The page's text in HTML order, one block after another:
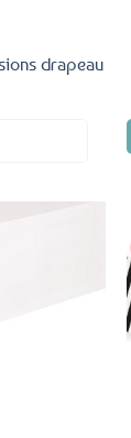
drapeau